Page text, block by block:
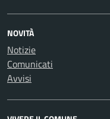
NOVITÀ
Notizie
Comunicati
Avvisi